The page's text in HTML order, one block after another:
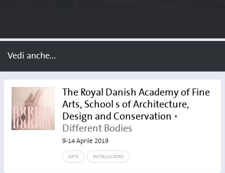
Vedi anche...
The Royal Danish Academy of Fine
Arts, School s of Architecture,
Design and Conservation •
Different Bodies
9-14 Aprile 2019
ARTE INSTALLAZIONI